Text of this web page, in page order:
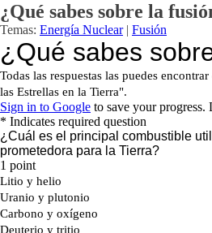
¿Qué sabes sobre la
Temas: Energía Nuclear| Fusión